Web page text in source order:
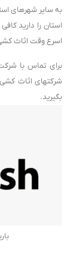
به سایر شهرهای
استان را دارید
اسرع وقت اثاث کشی
برای تماس با
شرکتهای اثاث کشی
بگیرید.